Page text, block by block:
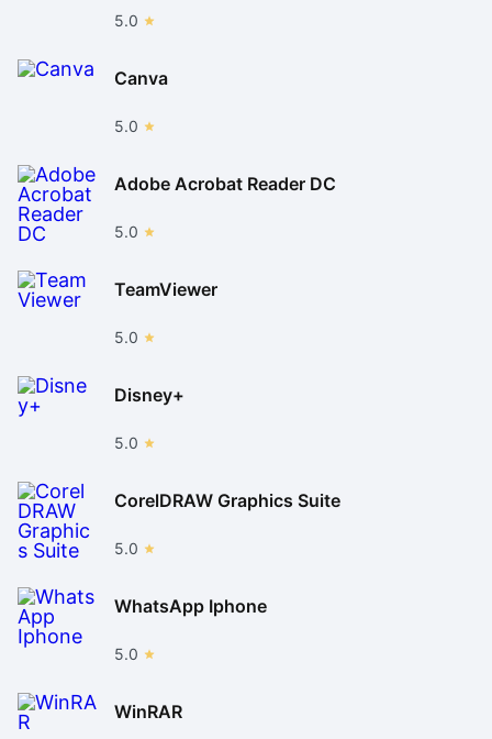
5.0
Canva
5.0
Adobe Acrobat Reader DC
5.0
TeamViewer
5.0
Disney+
5.0
CorelDRAW Graphics Suite
5.0
WhatsApp Iphone
5.0
WinRAR